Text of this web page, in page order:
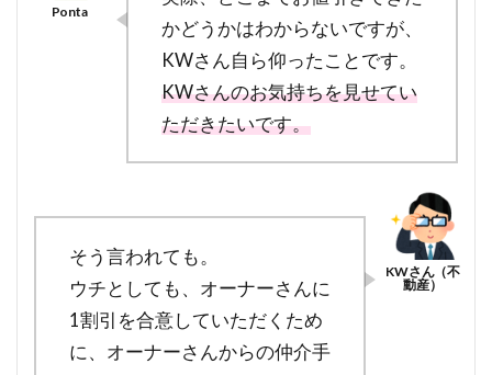
かどうかはわからないですが、
KWさん自ら仰ったことです。
KWさんのお気持ちを見せてい
ただきたいです。
そう言われても。
ウチとしても、オーナーさんに
1割引を合意していただくため
に、オーナーさんからの仲介手